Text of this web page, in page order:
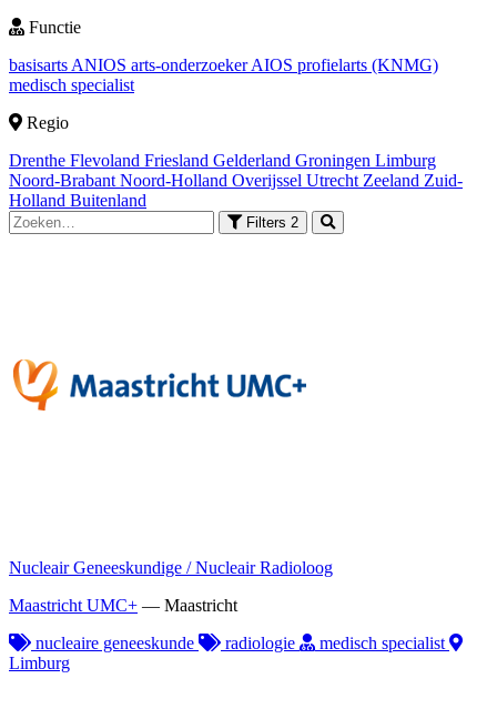
Functie
basisarts ANIOS arts-onderzoekerAIOS profielarts (KNMG)
medisch specialist
Regio
Drenthe Flevoland Friesland Gelderland Groningen Limburg
Noord-Brabant Noord-Holland Overijssel Utrecht Zeeland Zuid-
Holland Buitenland
Filters 2
Nucleair Geneeskundige / Nucleair Radioloog
Maastricht UMC+ — Maastricht
nucleaire geneeskunde
radiologie
medisch specialist
Limburg